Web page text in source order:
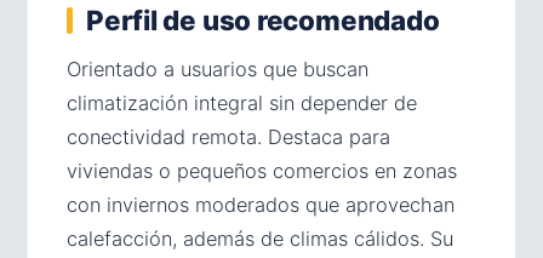
Perfil de uso recomendado
Orientado a usuarios que buscan
climatización integral sin depender de
conectividad remota. Destaca para
viviendas o pequeños comercios en zonas
con inviernos moderados que aprovechan
calefacción, además de climas cálidos. Su